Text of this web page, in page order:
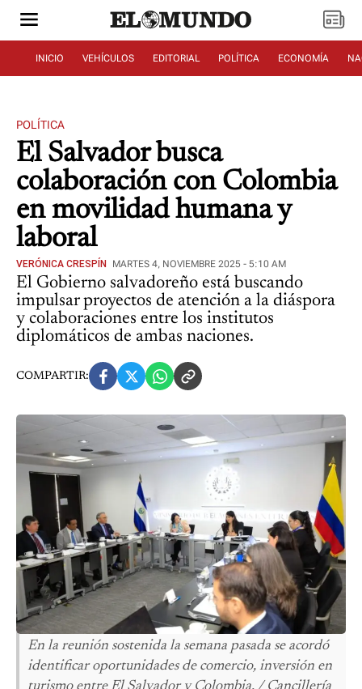
INICIO VEHÍCULOS EDITORIAL POLÍTICA ECONOMÍA
POLÍTICA
El Salvador busca
colaboración con Colombia
en movilidad humana y
laboral
VERÓNICA CRESPÍN MARTES 4, NOVIEMBRE 2025 - 5:10 AM
El Gobierno salvadoreño está buscando
impulsar proyectos de atención a la diáspora
y colaboraciones entre los institutos
diplomáticos de ambas naciones.
COMPARTIR:
En la reunión sostenida la semana pasada se acordó
identificar oportunidades de comercio, inversión en